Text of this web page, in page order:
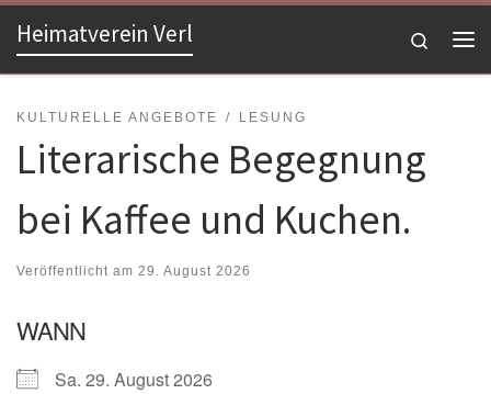
Zum Inhalt springen
Heimatverein Verl
Search
KULTURELLE ANGEBOTE LESUNG
Literarische Begegnung
bei Kaffee und Kuchen.
Veröffentlicht am 29. August 2026
WANN
Sa. 29. August 2026